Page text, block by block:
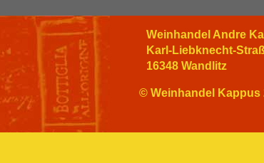
Weinhandel Andre
Karl-Liebknecht-
16348 Wandlitz
© Weinhandel Kappus